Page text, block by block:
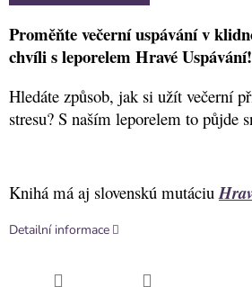
Proměňte večerní uspávání v
chvíli s leporelem Hravé Uspávání!
Hledáte způsob, jak si užít večerní
stresu? S naším leporelem to půjde
Knihá má aj slovenskú mutáciu
Detailní informace